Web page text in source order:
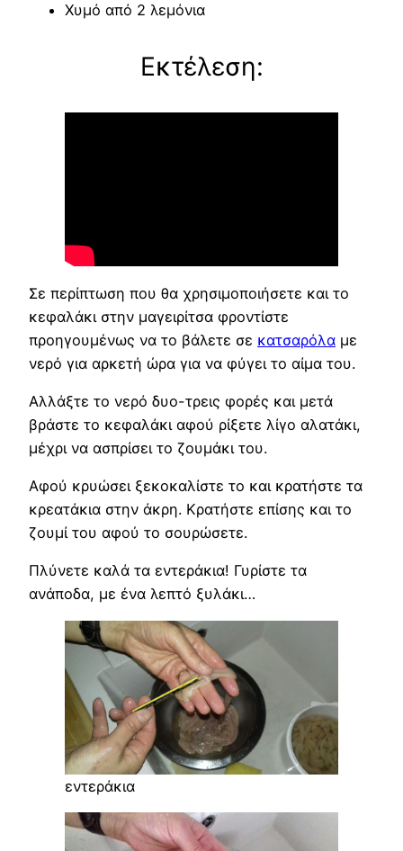
Χυμό από 2 λεμόνια
Εκτέλεση:
Σε περίπτωση που θα χρησιμοποιήσετε και το
κεφαλάκι στην μαγειρίτσα φροντίστε
προηγουμένως να το βάλετε σε κατσαρόλα με
νερό για αρκετή ώρα για να φύγει το αίμα του.
Αλλάξτε το νερό δυο-τρεις φορές και μετά
βράστε το κεφαλάκι αφού ρίξετε λίγο αλατάκι,
μέχρι να ασπρίσει το ζουμάκι του.
Αφού κρυώσει ξεκοκαλίστε το και κρατήστε τα
κρεατάκια στην άκρη. Κρατήστε επίσης και το
ζουμί του αφού το σουρώσετε.
Πλύνετε καλά τα εντεράκια! Γυρίστε τα
ανάποδα, με ένα λεπτό ξυλάκι…
εντεράκια